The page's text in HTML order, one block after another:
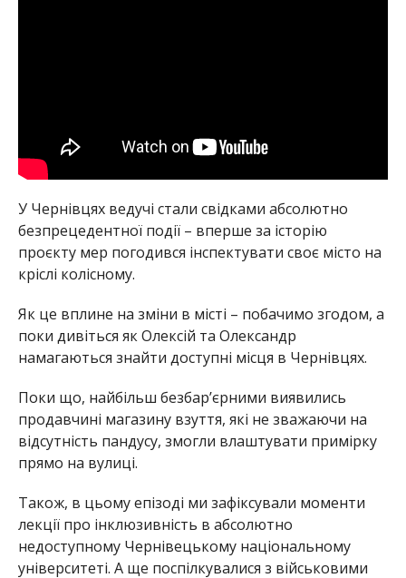
У Чернівцях ведучі стали свідками абсолютно
безпрецедентної події – вперше за історію
проєкту мер погодився інспектувати своє місто на
кріслі колісному.
Як це вплине на зміни в місті – побачимо згодом, а
поки дивіться як Олексій та Олександр
намагаються знайти доступні місця в Чернівцях.
Поки що, найбільш безбарʼєрними виявились
продавчині магазину взуття, які не зважаючи на
відсутність пандусу, змогли влаштувати примірку
прямо на вулиці.
Також, в цьому епізоді ми зафіксували моменти
лекції про інклюзивність в абсолютно
недоступному Чернівецькому національному
університеті. А ще поспілкувалися з військовими